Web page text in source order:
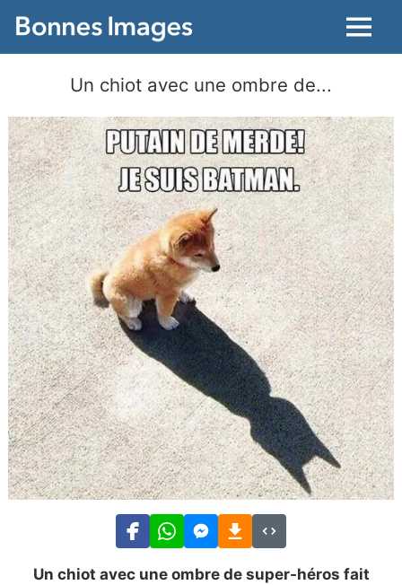
Menu
Un chiot avec une ombre de...
Un chiot avec une ombre de super-héros fait